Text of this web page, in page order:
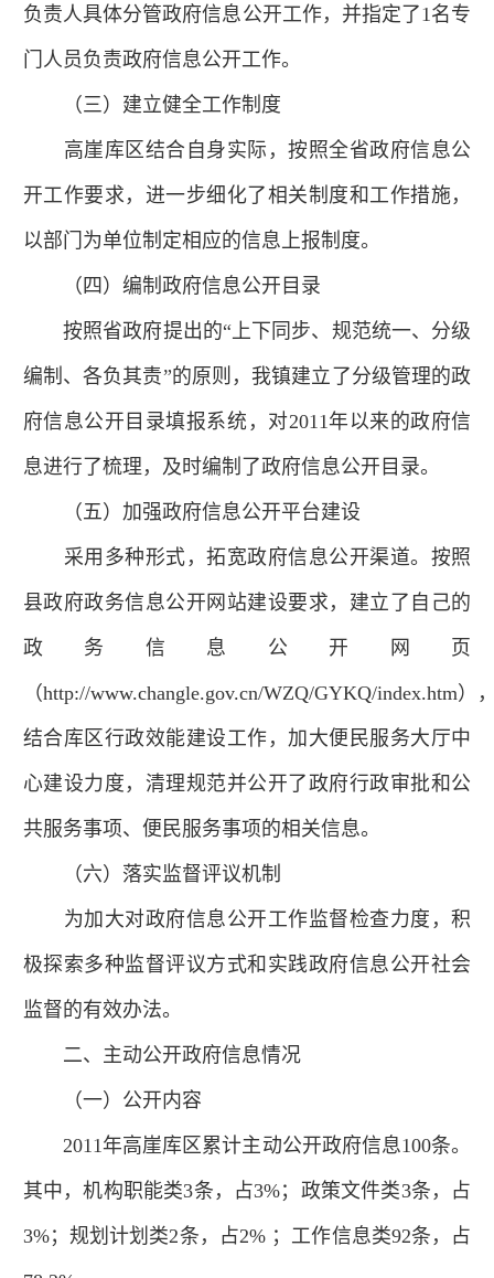
负责人具体分管政府信息公开工作，并指定了1名专
门人员负责政府信息公开工作。
（三）建立健全工作制度
高崖库区结合自身实际，按照全省政府信息公
开工作要求，进一步细化了相关制度和工作措施，
以部门为单位制定相应的信息上报制度。
（四）编制政府信息公开目录
按照省政府提出的“上下同步、规范统一、分级
编制、各负其责”的原则，我镇建立了分级管理的政
府信息公开目录填报系统，对2011年以来的政府信
息进行了梳理，及时编制了政府信息公开目录。
（五）加强政府信息公开平台建设
采用多种形式，拓宽政府信息公开渠道。按照
县政府政务信息公开网站建设要求，建立了自己的
政务信息公开网页
（http://www.changle.gov.cn/WZQ/GYKQ/index.htm）
结合库区行政效能建设工作，加大便民服务大厅中
心建设力度，清理规范并公开了政府行政审批和公
共服务事项、便民服务事项的相关信息。
（六）落实监督评议机制
为加大对政府信息公开工作监督检查力度，积
极探索多种监督评议方式和实践政府信息公开社会
监督的有效办法。
二、主动公开政府信息情况
（一）公开内容
2011年高崖库区累计主动公开政府信息100条。
其中，机构职能类3条，占3%；政策文件类3条，占
3%；规划计划类2条，占2% ；工作信息类92条，占